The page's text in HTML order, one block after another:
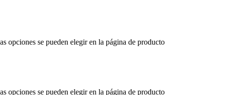
opciones se pueden elegir en la página de producto
opciones se pueden elegir en la página de producto